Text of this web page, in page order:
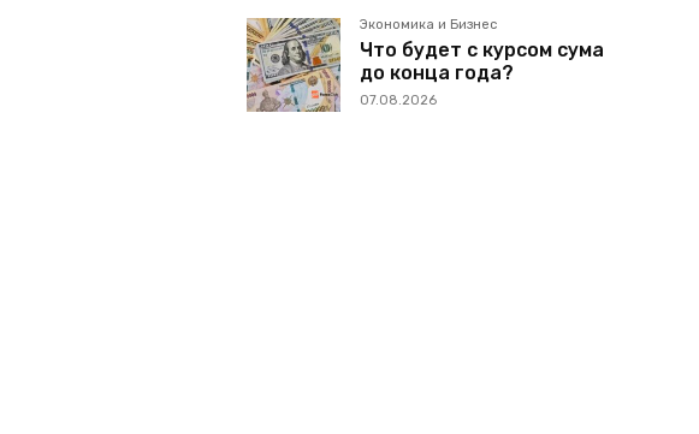
Экономика и Бизнес
Что будет с курсом сума
до конца года?
07.08.2026